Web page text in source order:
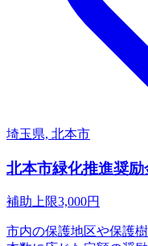
埼玉県, 北本市
北本市緑化推進奨励
補助上限3,000円
市内の保護地区や保護